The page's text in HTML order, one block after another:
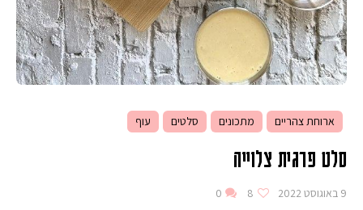
ארוחת צהריים מתכונים סלטים עוף
סלט פרגית צלוייה
9 באוגוסט 2022 8
0